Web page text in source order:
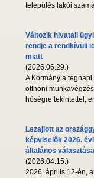
település lakói
Változik hivatali
rendje a rendkívüli
miatt
(2026.06.29.)
A Kormány a
otthoni
hőségre tekintettel,
Lezajlott az
képviselők 2026. évi
általános választása
(2026.04.15.)
2026. április 12-én,